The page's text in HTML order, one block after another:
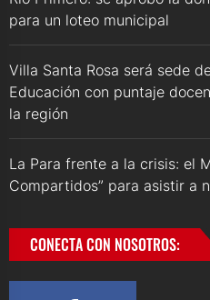
para un loteo municipal
Villa Santa Rosa será sede
Educación con puntaje
la región
La Para frente a la crisis: el
Compartidos” para asistir a
CONECTA CON NOSOTROS: